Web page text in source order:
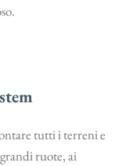
tutti i terreni e
ruote, ai